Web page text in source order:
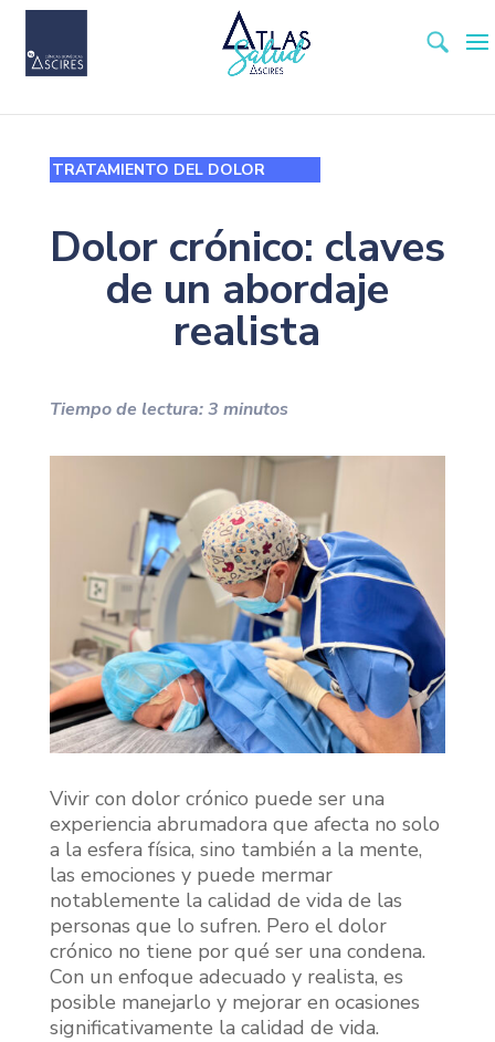
TRATAMIENTO DEL DOLOR
Dolor crónico: claves
de un abordaje
realista
Tiempo de lectura:3 minutos
Vivir con dolor crónico puede ser una
experiencia abrumadora que afecta no solo
a la esfera física, sino también a la mente,
las emociones y puede mermar
notablemente la calidad de vida de las
personas que lo sufren. Pero el dolor
crónico no tiene por qué ser una condena.
Con un enfoque adecuado y realista, es
posible manejarlo y mejorar en ocasiones
significativamente la calidad de vida.